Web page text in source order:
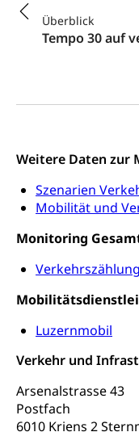
Überblick
Tempo 30 auf
Weitere Daten zur
Szenarien
Mobilität und
Monitoring
Luzernmobil
Verkehr und
Arsenalstrasse 43
Postfach
6010 Kriens 2
Sicherheit
Wehrpflicht,
Feuerwehr,
Alarmierung,
Polizei
Ordnungskräfte,
Versorgung
Vorratshaltung,
Waffen